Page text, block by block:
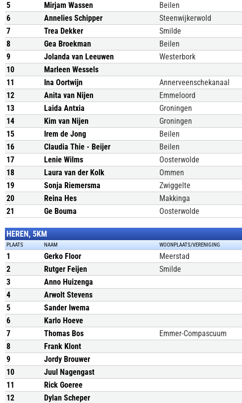
5
Mirjam Wassen Beilen
6
Annelies Schipper Steenwijkerwold
7
Trea Dekker Smilde
8
Gea Broekman Beilen
9
Jolanda van Leeuwen Westerbork
10
Marleen Wessels
11
Ina Oortwijn Annerveenschekanaal
12
Anita van Nijen Emmeloord
13
Laida Antxia Groningen
14
Kim van Nijen Groningen
15
Irem de Jong Beilen
16
Claudia Thie - Beijer Beilen
17
Lenie Wilms Oosterwolde
18
Laura van der Kolk Ommen
19
Sonja Riemersma Zwiggelte
20
Reina Hes Makkinga
21
Ge Bouma Oosterwolde
HEREN, 5KM
PLAATS NAAM WOONPLAATS/VERENIGING
1 Gerko Floor Meerstad
2
Rutger Feijen Smilde
3
Anno Huizenga
4
Arwolt Stevens
5
Sander Iwema
6
Karlo Hoeve
7
Thomas Bos Emmer-Compascuum
8
Frank Klont
9
Jordy Brouwer
10
Juul Nagengast
11
Rick Goeree
12
Dylan Scheper